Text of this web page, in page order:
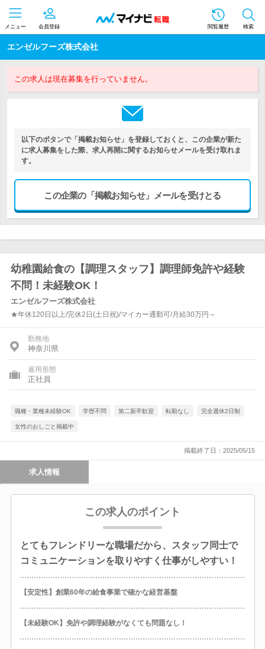
メニュー 会員登録 閲覧履歴 検索
エンゼルフーズ株式会社
この求人は現在募集を行っていません。
以下のボタンで「掲載お知らせ」を登録しておくと、この企業が新た
に求人募集をした際、求人再開に関するお知らせメールを受け取れま
す。
この企業の「掲載お知らせ」メールを受けとる
幼稚園給食の【調理スタッフ】調理師免許や経験
不問！未経験OK！
エンゼルフーズ株式会社
★年休120日以上/完休2日(土日祝)/マイカー通勤可/月給30万円～
勤務地
神奈川県
雇用形態
正社員
職種・業種未経験OK 学歴不問 第二新卒歓迎 転勤なし 完全週休2日制
女性のおしごと掲載中
掲載終了日：2025/05/15
求人情報
この求人のポイント
とてもフレンドリーな職場だから、スタッフ同士で
コミュニケーションを取りやすく仕事がしやすい！
【安定性】創業60年の給食事業で確かな経営基盤
【未経験OK】免許や調理経験がなくても問題なし！